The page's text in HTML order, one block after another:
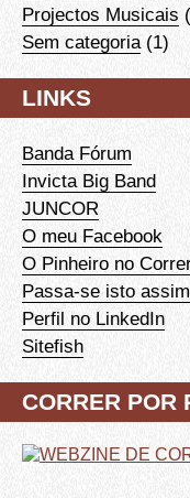
Projectos Musicais
Sem categoria(1)
LINKS
Banda Fórum
Invicta Big Band
JUNCOR
O meu Facebook
O Pinheiro no
Passa-se isto
Perfil no LinkedIn
Sitefish
CORRER POR